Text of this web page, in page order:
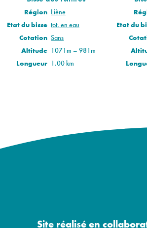
Région Liène
Etat du bisse tot. en eau
Cotation Sans
Altitude 1071m – 981m
Longueur 1.00 km
Etat du
Site réalisé en